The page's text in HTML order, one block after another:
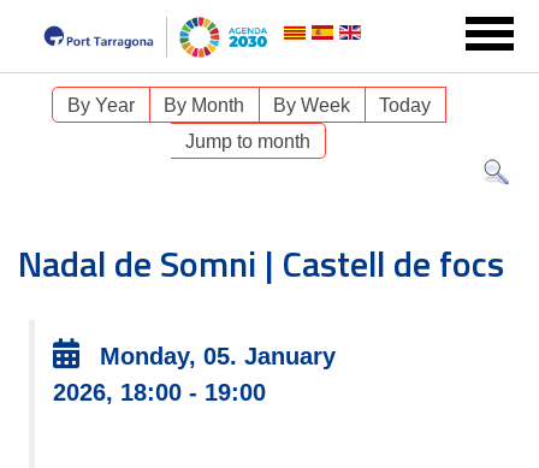
By Year By Month By Week
Today
Jump to month
Nadal de Somni | Castell de focs
Monday, 05. January
2026, 18:00 - 19:00